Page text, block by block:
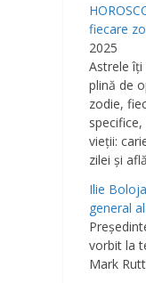
fiecare
2025
Astrele
plină de
zodie,
vieţii:
zilei şi
Ilie
general
vorbit la
Mark